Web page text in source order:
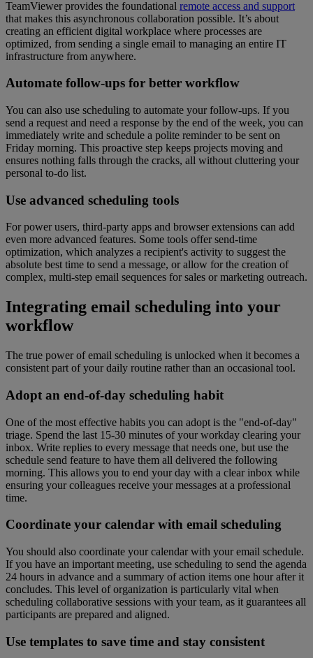
TeamViewer provides the foundational remote access and support
that makes this asynchronous collaboration possible. It’s about
creating an efficient digital workplace where processes are
optimized, from sending a single email to managing an entire IT
infrastructure from anywhere.
Automate follow-ups for better workflow
You can also use scheduling to automate your follow-ups. If you
send a request and need a response by the end of the week, you can
immediately write and schedule a polite reminder to be sent on
Friday morning. This proactive step keeps projects moving and
ensures nothing falls through the cracks, all without cluttering your
personal to-do list.
Use advanced scheduling tools
For power users, third-party apps and browser extensions can add
even more advanced features. Some tools offer send-time
optimization, which analyzes a recipient's activity to suggest the
absolute best time to send a message, or allow for the creation of
complex, multi-step email sequences for sales or marketing outreach.
Integrating email scheduling into your
workflow
The true power of email scheduling is unlocked when it becomes a
consistent part of your daily routine rather than an occasional tool.
Adopt an end-of-day scheduling habit
One of the most effective habits you can adopt is the "end-of-day"
triage. Spend the last 15-30 minutes of your workday clearing your
inbox. Write replies to every message that needs one, but use the
schedule send feature to have them all delivered the following
morning. This allows you to end your day with a clear inbox while
ensuring your colleagues receive your messages at a professional
time.
Coordinate your calendar with email scheduling
You should also coordinate your calendar with your email schedule.
If you have an important meeting, use scheduling to send the agenda
24 hours in advance and a summary of action items one hour after it
concludes. This level of organization is particularly vital when
scheduling collaborative sessions with your team, as it guarantees all
participants are prepared and aligned.
Use templates to save time and stay consistent